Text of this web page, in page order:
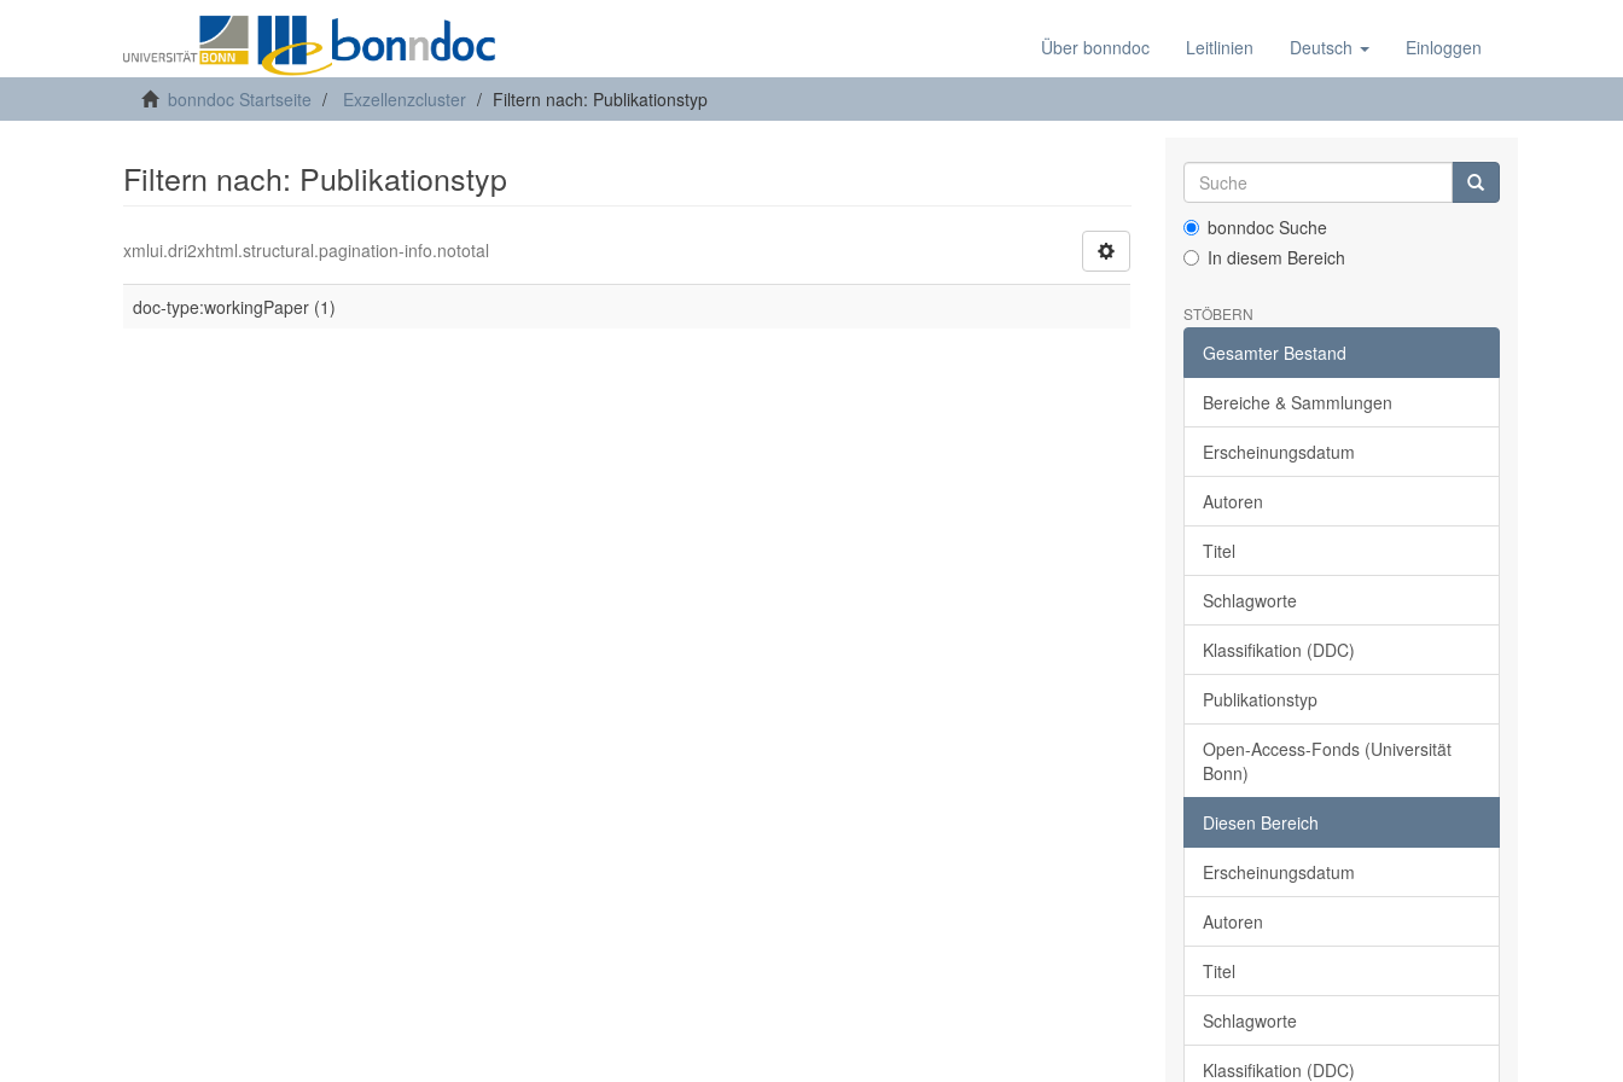
Über bonndoc Leitlinien Deutsch Einloggen
bonndoc Startseite Exzellenzcluster Filtern nach: Publikationstyp
Filtern nach: Publikationstyp
xmlui.dri2xhtml.structural.pagination-info.nototal
doc-type:workingPaper (1)
bonndoc Suche
In diesem Bereich
STÖBERN
Gesamter Bestand
Bereiche & Sammlungen
Erscheinungsdatum
Autoren
Titel
Schlagworte
Klassifikation (DDC)
Publikationstyp
Open-Access-Fonds (Universität
Bonn)
Diesen Bereich
Erscheinungsdatum
Autoren
Titel
Schlagworte
Klassifikation (DDC)